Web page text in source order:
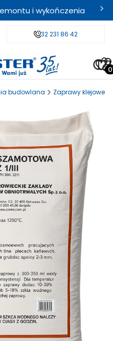
i wykończenia
Fachowe doradztwo
32 231 86 42
budowlana Zaprawy klejowe